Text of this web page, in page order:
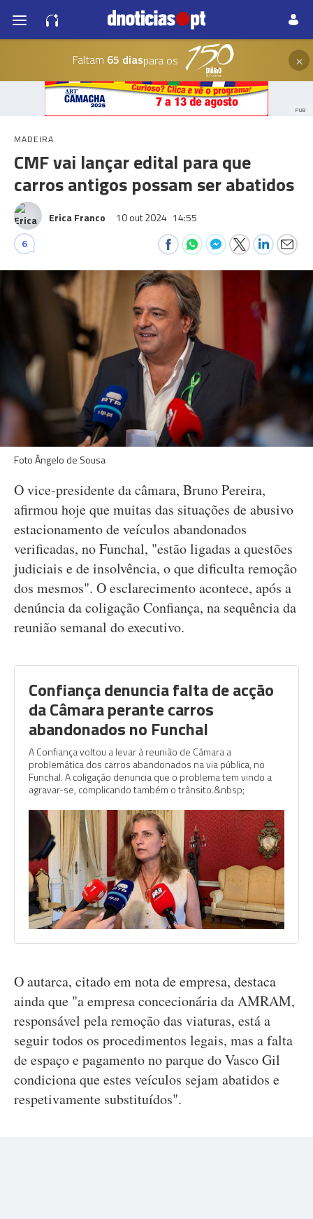
Faltam 65 diaspara os ×
PUB
MADEIRA
CMF vai lançar edital para que
carros antigos possam ser abatidos
Erica Franco 10 out 2024 14:55
6
Foto Ângelo de Sousa
O vice-presidente da câmara, Bruno Pereira,
afirmou hoje que muitas das situações de abusivo
estacionamento de veículos abandonados
verificadas, no Funchal, "estão ligadas a questões
judiciais e de insolvência, o que dificulta remoção
dos mesmos". O esclarecimento acontece, após a
denúncia da coligação Confiança, na sequência da
reunião semanal do executivo.
Confiança denuncia falta de acção
da Câmara perante carros
abandonados no Funchal
A Confiança voltou a levar à reunião de Câmara a
problemática dos carros abandonados na via pública, no
Funchal. A coligação denuncia que o problema tem vindo a
agravar-se, complicando também o trânsito.&nbsp;
O autarca, citado em nota de empresa, destaca
ainda que "a empresa concecionária da AMRAM,
responsável pela remoção das viaturas, está a
seguir todos os procedimentos legais, mas a falta
de espaço e pagamento no parque do Vasco Gil
condiciona que estes veículos sejam abatidos e
respetivamente substituídos".